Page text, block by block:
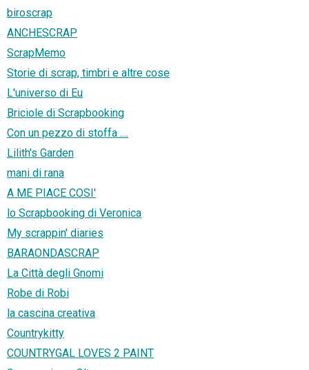
biroscrap
ANCHESCRAP
ScrapMemo
Storie di scrap, timbri e altre cose
L'universo di Eu
Briciole di Scrapbooking
Con un pezzo di stoffa ....
Lilith's Garden
mani di rana
A ME PIACE COSI'
lo Scrapbooking di Veronica
My scrappin' diaries
BARAONDASCRAP
La Città degli Gnomi
Robe di Robi
la cascina creativa
Countrykitty
COUNTRYGAL LOVES 2 PAINT